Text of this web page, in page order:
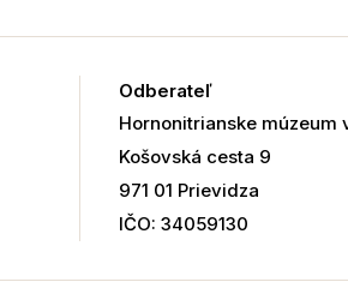
Odberateľ
Hornonitrianske múzeum
Košovská cesta 9
971 01 Prievidza
IČO: 34059130